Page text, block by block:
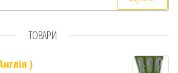
ТОВАРИ
)